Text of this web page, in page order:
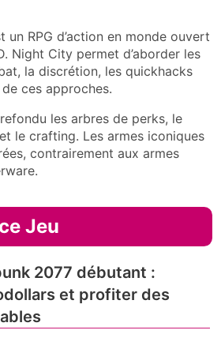
un RPG d’action en monde ouvert
Night City permet d’aborder les
la discrétion, les quickhacks
ces approches.
les arbres de perks, le
le crafting. Les armes iconiques
contrairement aux armes
Jeu
2077 débutant :
et profiter des